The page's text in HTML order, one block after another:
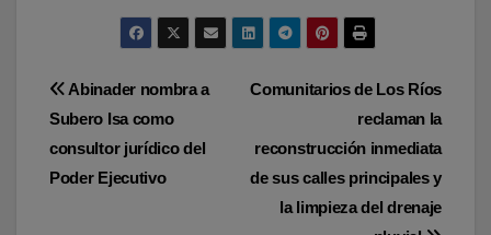
Navegación
de
entradas
Comunitarios de Los Ríos
reclaman la
reconstrucción inmediata
de sus calles principales y
la limpieza del drenaje
Abinader nombra a
Subero Isa como
consultor jurídico del
Poder Ejecutivo